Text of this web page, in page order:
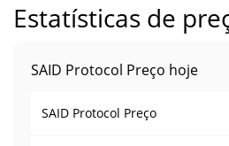
Estatísticas de
SAID Protocol Preço hoje
SAID Protocol Preço